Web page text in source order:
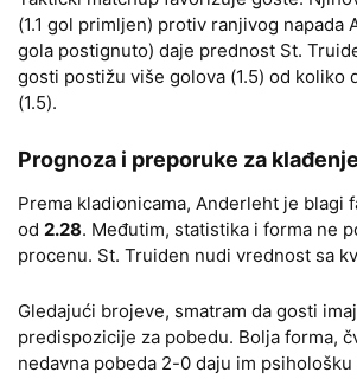
(1.1 gol primljen) protiv ranjivog napada
gola postignuto) daje prednost St.
gosti postižu više golova (1.5) od koliko
(1.5).
Prognoza i preporuke za klađenje
Prema kladionicama, Anderleht je blagi
od 2.28. Međutim, statistika i forma ne
procenu. St. Truiden nudi vrednost sa
Gledajući brojeve, smatram da gosti
predispozicije za pobedu. Bolja forma,
nedavna pobeda 2-0 daju im